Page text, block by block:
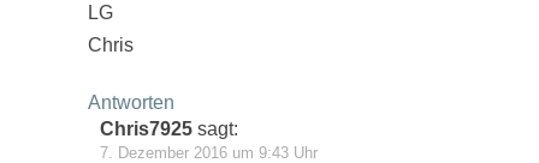
LG
Chris
Antworten
Chris7925 sagt:
7. Dezember 2016 um 9:43 Uhr